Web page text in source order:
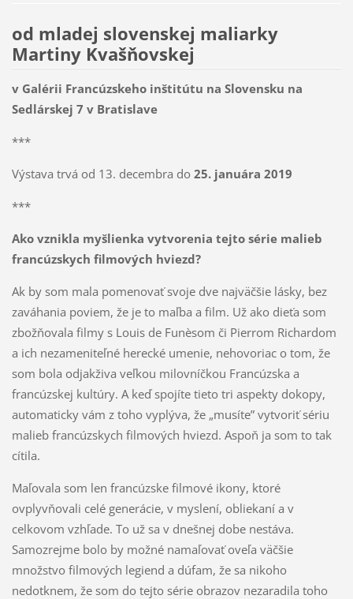
od mladej slovenskej maliarky
Martiny Kvašňovskej
v Galérii Francúzskeho inštitútu na Slovensku na
Sedlárskej 7 v Bratislave
***
Výstava trvá od 13. decembra do 25. januára 2019
***
Ako vznikla myšlienka vytvorenia tejto série malieb
francúzskych filmových hviezd?
Ak by som mala pomenovať svoje dve najväčšie lásky, bez
zaváhania poviem, že je to maľba a film. Už ako dieťa som
zbožňovala filmy s Louis de Funèsom či Pierrom Richardom
a ich nezameniteľné herecké umenie, nehovoriac o tom, že
som bola odjakživa veľkou milovníčkou Francúzska a
francúzskej kultúry. A keď spojíte tieto tri aspekty dokopy,
automaticky vám z toho vyplýva, že „musíte” vytvoriť sériu
malieb francúzskych filmových hviezd. Aspoň ja som to tak
cítila.
Maľovala som len francúzske filmové ikony, ktoré
ovplyvňovali celé generácie, v myslení, obliekaní a v
celkovom vzhľade. To už sa v dnešnej dobe nestáva.
Samozrejme bolo by možné namaľovať oveľa väčšie
množstvo filmových legiend a dúfam, že sa nikoho
nedotknem, že som do tejto série obrazov nezaradila toho